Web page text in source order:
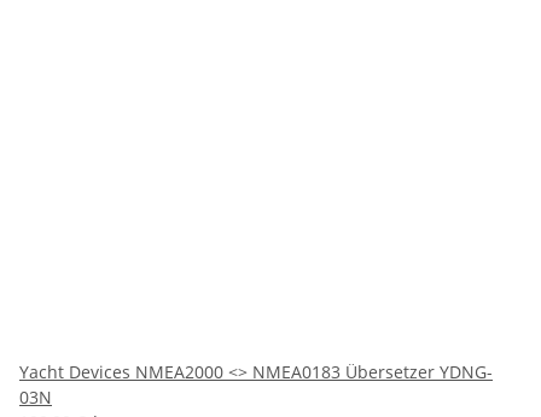
Yacht Devices NMEA2000 <> NMEA0183 Übersetzer YDNG-
03N